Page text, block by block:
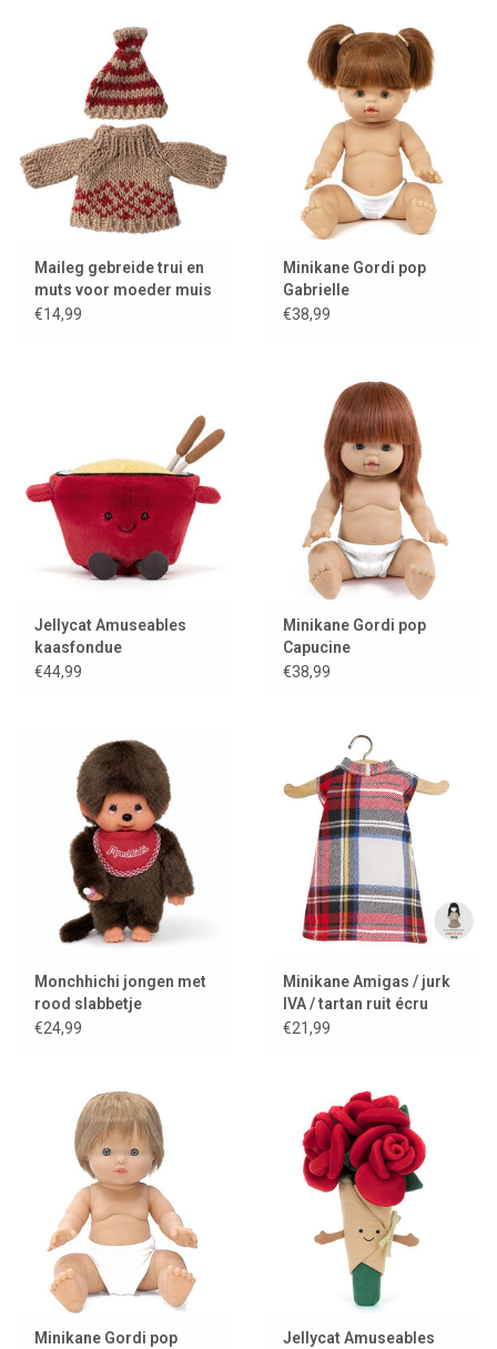
Maileg gebreide trui en
muts voor moeder muis
€14,99
Minikane Gordi pop
Gabrielle
€38,99
Jellycat Amuseables
kaasfondue
€44,99
Minikane Gordi pop
Capucine
€38,99
Monchhichi jongen met
rood slabbetje
€24,99
Minikane Amigas / jurk
IVA / tartan ruit écru
€21,99
Minikane Gordi pop
Jellycat Amuseables